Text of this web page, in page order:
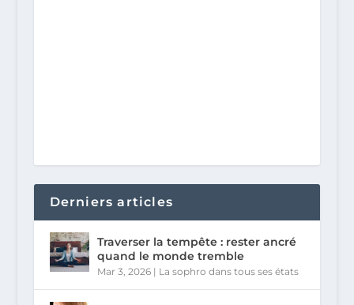
Derniers articles
Traverser la tempête : rester ancré
quand le monde tremble
Mar 3, 2026| La sophro dans tous ses états